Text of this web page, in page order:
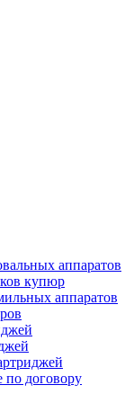
аппаратов
купюр
аппаратов
договору